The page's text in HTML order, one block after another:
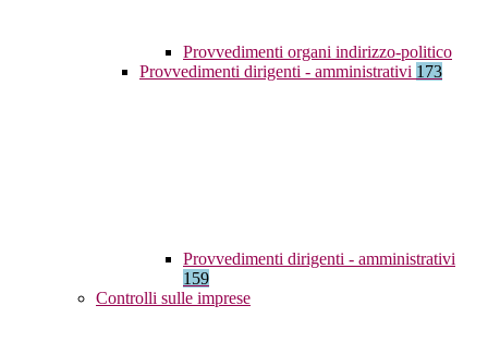
Provvedimenti organi indirizzo-politico
Provvedimenti dirigenti - amministrativi 173
Provvedimenti dirigenti - amministrativi
159
Controlli sulle imprese